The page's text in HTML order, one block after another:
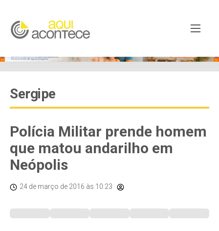
Sergipe
Polícia Militar prende homem
que matou andarilho em
Neópolis
24 de março de 2016 às 10:23